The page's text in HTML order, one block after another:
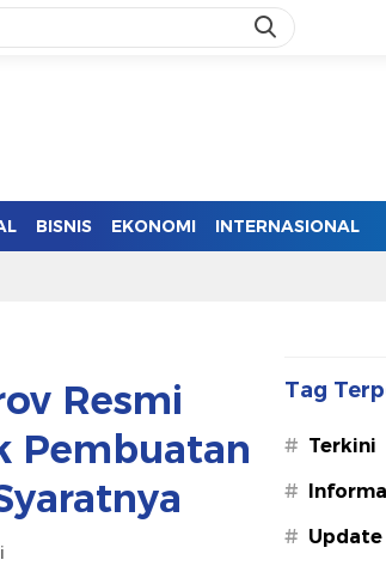
BISNIS EKONOMI INTERNASIONAL
Resmi
Pembuatan
Tag
# Terkini
#
#